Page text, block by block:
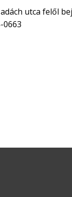
utca felől
0663